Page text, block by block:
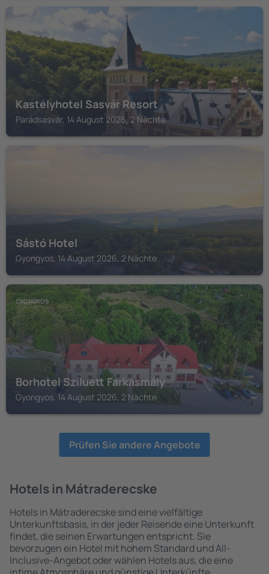
Kastélyhotel Sasvár Resort
Parádsasvár, 14 August 2026, 2 Nächte
Sástó Hotel
Gyongyos, 14 August 2026, 2 Nächte
GYONGYOS
Borhotel Sziluett Farkasmály
Gyongyos, 14 August 2026, 2 Nächte
Prüfen Sie andere Angebote
Hotels in Mátraderecske
Hotels in Mátraderecske sind eine vielfältige
Unterkunftsbasis, in der jeder Reisende eine Unterkunft
findet, die seinen Erwartungen entspricht. Sie
bevorzugen ein Hotel mit hohem Standard und All-
Inclusive-Angebot oder wählen Hotels aus, die eine